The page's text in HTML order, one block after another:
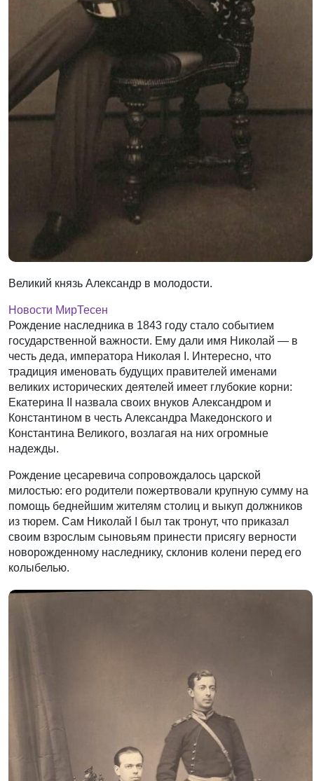
Великий князь Александр в молодости.
Новости МирТесен
Рождение наследника в 1843 году стало событием
государственной важности. Ему дали имя Николай — в
честь деда, императора Николая I. Интересно, что
традиция именовать будущих правителей именами
великих исторических деятелей имеет глубокие корни:
Екатерина II назвала своих внуков Александром и
Константином в честь Александра Македонского и
Константина Великого, возлагая на них огромные
надежды.
Рождение цесаревича сопровождалось царской
милостью: его родители пожертвовали крупную сумму на
помощь беднейшим жителям столиц и выкуп должников
из тюрем. Сам Николай I был так тронут, что приказал
своим взрослым сыновьям принести присягу верности
новорожденному наследнику, склонив колени перед его
колыбелью.